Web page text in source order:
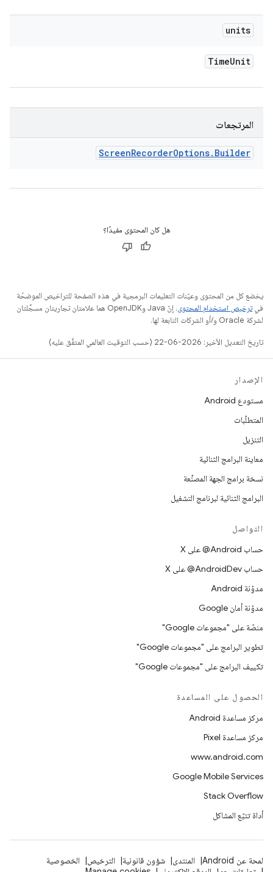
units
TimeUnit
المرتجعات
ScreenRecorderOptions. Builder
هل كان المحتوى مفيدًا؟
يخضع كل من المحتوى وعيّنات التعليمات البرمجية في هذه الصفحة للتراخيص الموضحّة
فيترخيص استخدام المحتوى
. إنّ Java وOpenJDK هما علامتان تجاريتان مسجَّلتان
لشركة Oracle و/أو الشركات التابعة لها.
تاريخ التعديل الأخير: 2026-06-22 (حسب التوقيت العالمي المتفَّق عليه)
الإصدار
مستودع Android
المتطلّبات
التنزيل
معاينة البرامج الثنائية
نسخة برامج الجهة المصنِّعة
البرامج الثنائية لبرنامج التشغيل
التواصل
حساب ‎@Android على X
حساب ‎@AndroidDev على X
مدوّنة Android
مدوّنة أمان Google
منصّة على "مجموعات Google"
تطوير البرامج على "مجموعات Google"
تكييف البرامج على "مجموعات Google"
الحصول على المساعدة
مركز مساعدة Android
مركز مساعدة Pixel
www.android.com
Google Mobile Services
Stack Overflow
أداة تتبّع المشاكل
لمحة عن Android المنتدى شؤون قانونية الترخيص
الخصوصية